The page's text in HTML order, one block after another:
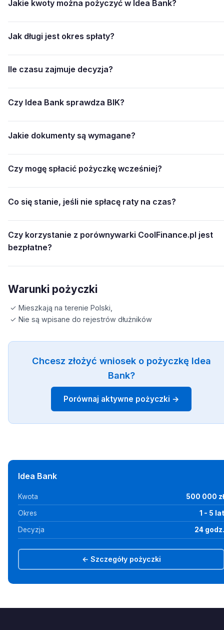
Jakie kwoty można pożyczyć w Idea Bank?
Jak długi jest okres spłaty?
Ile czasu zajmuje decyzja?
Czy Idea Bank sprawdza BIK?
Jakie dokumenty są wymagane?
Czy mogę spłacić pożyczkę wcześniej?
Co się stanie, jeśli nie spłacę raty na czas?
Czy korzystanie z porównywarki CoolFinance.pl jest
bezpłatne?
Warunki pożyczki
✓ Mieszkają na terenie Polski,
✓ Nie są wpisane do rejestrów dłużników
Chcesz złożyć wniosek o pożyczkę Idea
Bank?
Porównaj aktywne pożyczki →
Idea Bank
Kwota 500 000 zł
Okres 1 - 5 lat
Decyzja 24 godz.
← Szczegóły pożyczki